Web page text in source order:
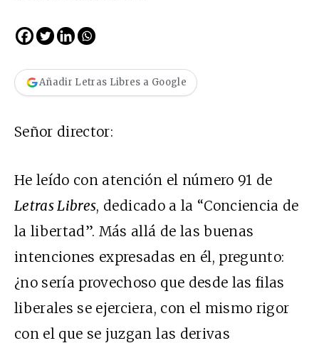
Añadir Letras Libres a Google
Señor director:
He leído con atención el número 91 de
Letras Libres, dedicado a la “Conciencia de
la libertad”. Más allá de las buenas
intenciones expresadas en él, pregunto:
¿no sería provechoso que desde las filas
liberales se ejerciera, con el mismo rigor
con el que se juzgan las derivas